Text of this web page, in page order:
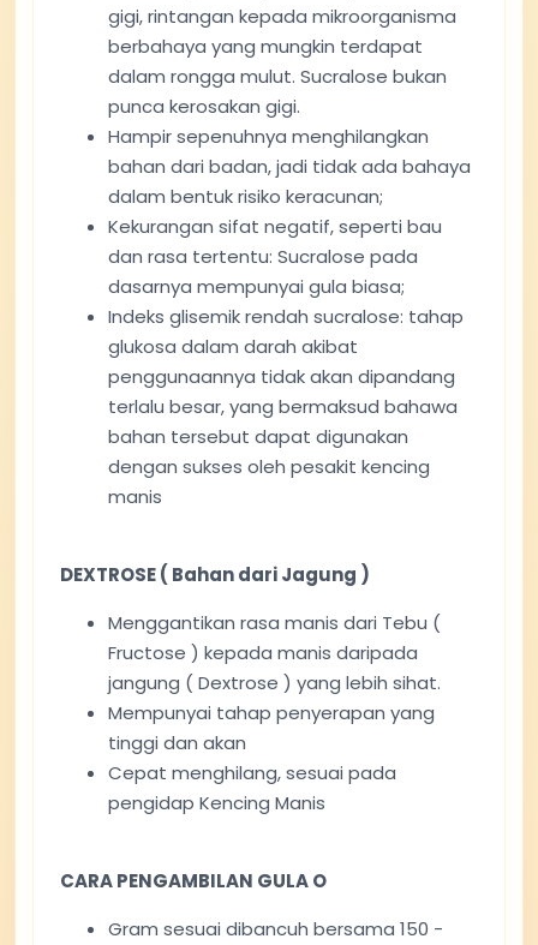
gigi, rintangan kepada mikroorganisma
berbahaya yang mungkin terdapat
dalam rongga mulut. Sucralose bukan
punca kerosakan gigi.
Hampir sepenuhnya menghilangkan
bahan dari badan, jadi tidak ada bahaya
dalam bentuk risiko keracunan;
Kekurangan sifat negatif, seperti bau
dan rasa tertentu: Sucralose pada
dasarnya mempunyai gula biasa;
Indeks glisemik rendah sucralose: tahap
glukosa dalam darah akibat
penggunaannya tidak akan dipandang
terlalu besar, yang bermaksud bahawa
bahan tersebut dapat digunakan
dengan sukses oleh pesakit kencing
manis
DEXTROSE ( Bahan dari Jagung )
Menggantikan rasa manis dari Tebu (
Fructose ) kepada manis daripada
jangung ( Dextrose ) yang lebih sihat.
Mempunyai tahap penyerapan yang
tinggi dan akan
Cepat menghilang, sesuai pada
pengidap Kencing Manis
CARA PENGAMBILAN GULA O
Gram sesuai dibancuh bersama 150 -